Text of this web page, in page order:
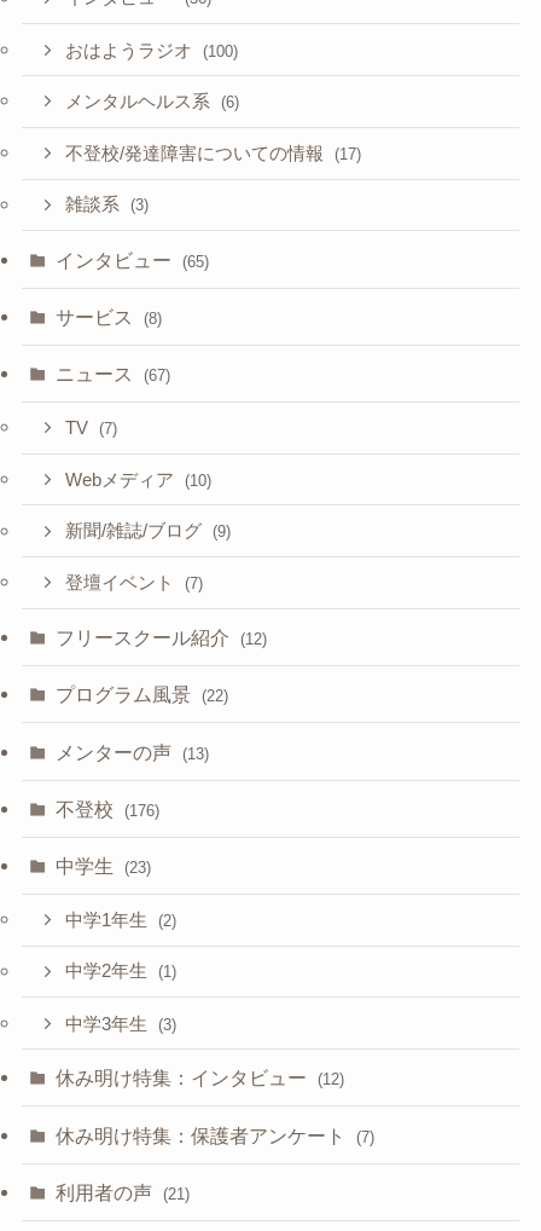
おはようラジオ (100)
メンタルヘルス系 (6)
不登校/発達障害についての情報 (17)
雑談系 (3)
インタビュー (65)
サービス (8)
ニュース (67)
TV (7)
Webメディア (10)
新聞/雑誌/ブログ (9)
登壇イベント (7)
フリースクール紹介 (12)
プログラム風景 (22)
メンターの声 (13)
不登校 (176)
中学生 (23)
中学1年生 (2)
中学2年生 (1)
中学3年生 (3)
休み明け特集：インタビュー (12)
休み明け特集：保護者アンケート (7)
利用者の声 (21)